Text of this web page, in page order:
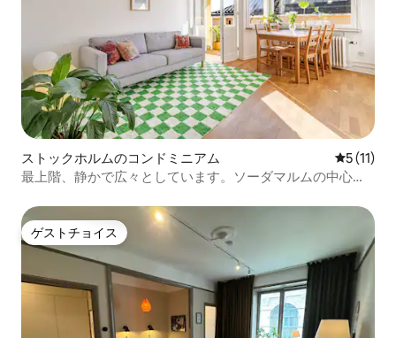
ストックホルムのコンドミニアム レビュー
5 (11)
最上階、静かで広々としています。ソーダマルムの中心部
ゲストチョイス
ゲストチョイス